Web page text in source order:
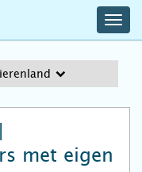
met eigen